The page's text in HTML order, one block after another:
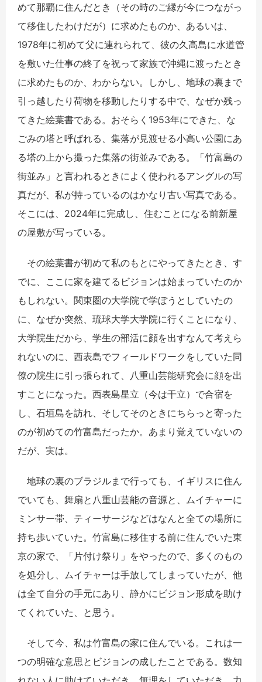
めて那覇に住んだとき（その時のご縁が今につながっ
て移住したわけだが）に求めたものか、あるいは、
1978年に初めて父に連れられて、彼の久高島に水道管
を敷いた仕事の終了を祝って家族で沖縄に渡ったとき
に求めたものか、わからない。しかし、地球の裏まで
引っ越したり荷物を移動したりする中で、なぜか残っ
てきた絵葉書である。おそらく1953年にできた、な
ごみの塔と呼ばれる、集落が見渡せる小高い公園にあ
る塔の上から撮った集落の街並みである。「竹富島の
街並み」と言われるときによく使われるアングルの写
真だが、私が持っているのはかなり古い写真である。
そこには、2024年に完成し、住むことになる前新屋
の屋敷が写っている。
その絵葉書が初めて私のもとにやってきたとき、す
でに、ここに家を建てるビジョンは始まっていたのか
もしれない。関東圏の大学院で学ぼうとしていたの
に、なぜか突然、琉球大学大学院に行くことになり、
大学院生だから、学生の部活に顔を出すなんて考えら
れないのに、西表島でフィールドワークをしていた同
僚の院生に引っ張られて、八重山芸能研究会に顔を出
すことになった。西表島星立（今は干立）で合宿を
し、石垣島を訪れ、そしてそのときにちらっと寄った
のが初めての竹富島だったか。あまり覚えていないの
だが、実は。
地球の裏のブラジルまで行っても、イギリスに住ん
でいても、舞扇と八重山芸能の音源と、ムイチャーに
ミンサー帯、ティーサージなどはなんと全ての場所に
持ち歩いていた。竹富島に移住する前に住んでいた東
京の家で、「片付け祭り」をやったので、多くのもの
を処分し、ムイチャーは手放してしまっていたが、他
は全て自分の手元にあり、静かにビジョン形成を助け
てくれていた、と思う。
そして今、私は竹富島の家に住んでいる。これは一
つの明確な意思とビジョンの成したことである。数知